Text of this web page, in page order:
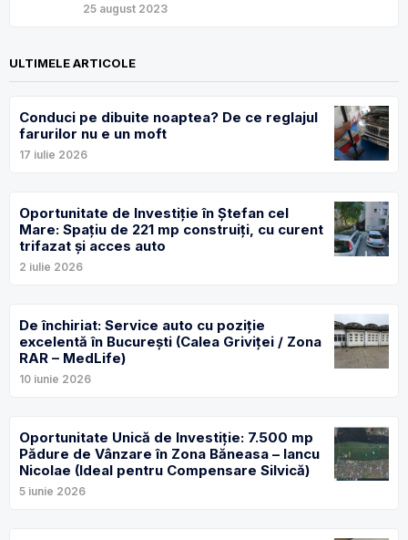
25 august 2023
ULTIMELE ARTICOLE
Conduci pe dibuite noaptea? De ce reglajul
farurilor nu e un moft
17 iulie 2026
Oportunitate de Investiție în Ștefan cel
Mare: Spațiu de 221 mp construiți, cu curent
trifazat și acces auto
2 iulie 2026
De închiriat: Service auto cu poziție
excelentă în București (Calea Griviței / Zona
RAR – MedLife)
10 iunie 2026
Oportunitate Unică de Investiție: 7.500 mp
Pădure de Vânzare în Zona Băneasa – Iancu
Nicolae (Ideal pentru Compensare Silvică)
5 iunie 2026